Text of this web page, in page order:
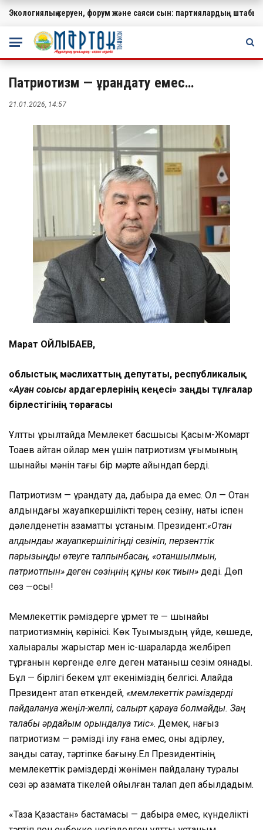
МАҢЫЗДЫ
Экологиялық керуен, форум және саяси сын: партиялардың
Патриотизм — ұрандату емес…
21.01.2026, 14:57
Марат ҚОЙЛЫБАЕВ,
облыстық мәслихаттың депутаты, республикалық
«Ауған соғысы ардагерлерінің кеңесі» заңды тұлғалар
бірлестігінің төрағасы
Ұлттық құрылтайда Мемлекет басшысы Қасым-Жомарт
Тоқаев айтқан ойлар мен үшін патриотизм ұғымының
шынайы мәнін тағы бір мәрте айқындап берді.
Патриотизм — ұрандату да, дабыра да емес. Ол — Отан
алдындағы жауапкершілікті терең сезіну, нақты іспен
дәлелденетін азаматтық ұстаным. Президент:«Отан
алдындағы жауапкершілігіңді сезініп, перзенттік
парызыңды өтеуге талпынбасаң, «отаншылмын,
патриотпын» деген сөзіңнің құны көк тиын» деді. Дөп
сөз —осы!
Мемлекеттік рәміздерге құрмет те — шынайы
патриотизмнің көрінісі. Көк Туымыздың үйде, көшеде,
халықаралық жарыстар мен іс-шараларда желбіреп
тұрғанын көргенде елге деген мақтаныш сезім оянады.
Бұл — бірлігі бекем ұлт екеніміздің белгісі. Алайда
Президент атап өткендей, «мемлекеттік рәміздерді
пайдалануға жеңіл-желпі, салғырт қарауға болмайды. Заң
талабы әрдайым орындалуға тиіс». Демек, нағыз
патриотизм — рәмізді ілу ғана емес, оны қадірлеу,
заңды сақтау, тәртіпке бағыну.Ел Президентінің
мемлекеттік рәміздерді жөнімен пайдалану туралы
сөзі әр азаматқа тікелей қойылған талап деп қабылдадым.
«Таза Қазақстан» бастамасы — дабыра емес, күнделікті